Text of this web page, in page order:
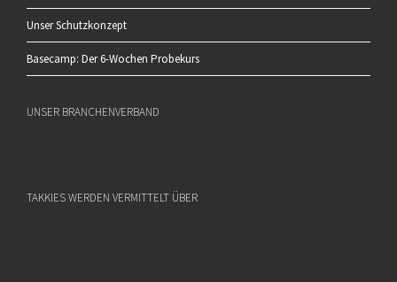
Unser Schutzkonzept
Basecamp: Der 6-Wochen Probekurs
UNSER BRANCHENVERBAND
TAKKIES WERDEN VERMITTELT ÜBER